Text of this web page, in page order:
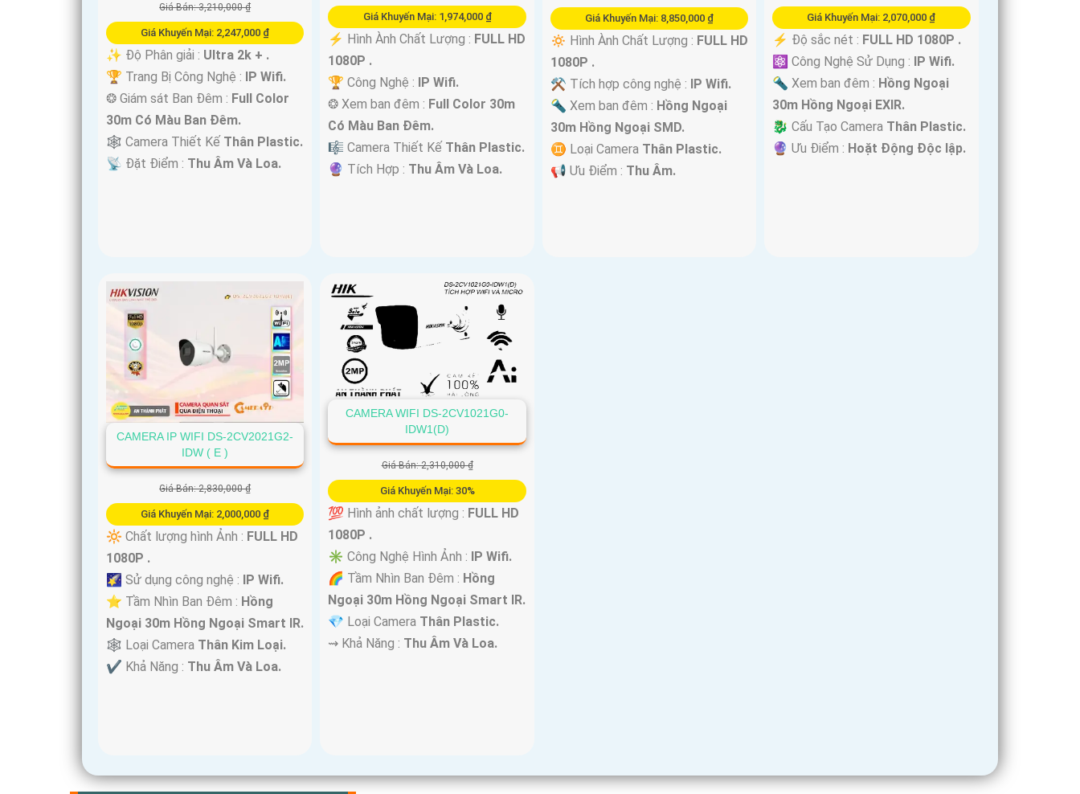
Giá Bán: 3,210,000 ₫
Giá Khuyến Mại: 2,247,000 ₫
✨ Độ Phân giải : Ultra 2k + .
🏆 Trang Bị Công Nghệ : IP Wifi.
❂ Giám sát Ban Đêm : Full Color
30m Có Màu Ban Ðêm.
🕸️ Camera Thiết Kế Thân Plastic.
️📡 Đặt Điểm : Thu Âm Và Loa.
Giá Khuyến Mại: 1,974,000 ₫
️⚡ Hình Ành Chất Lượng : FULL HD
1080P .
🏆 Công Nghệ : IP Wifi.
❂ Xem ban đêm : Full Color 30m
Có Màu Ban Ðêm.
🎼️ Camera Thiết Kế Thân Plastic.
️🔮 Tích Hợp : Thu Âm Và Loa.
Giá Khuyến Mại: 8,850,000 ₫
🔅 Hình Ành Chất Lượng : FULL HD
1080P .
⚒ Tích hợp công nghệ : IP Wifi.
🔦 Xem ban đêm : Hồng Ngoại
30m Hồng Ngoại SMD.
♊ Loại Camera Thân Plastic.
️📢 Ưu Điểm : Thu Âm.
Giá Khuyến Mại: 2,070,000 ₫
️⚡ Độ sắc nét : FULL HD 1080P .
⚛️ Công Nghệ Sử Dụng : IP Wifi.
🔦 Xem ban đêm : Hồng Ngoại
30m Hồng Ngoại EXIR.
🐉️ Cấu Tạo Camera Thân Plastic.
️🔮 Ưu Điểm : Hoặt Động Độc lập.
CAMERA IP WIFI DS-2CV2021G2-
IDW ( E )
Giá Bán: 2,830,000 ₫
Giá Khuyến Mại: 2,000,000 ₫
🔆 Chất lượng hình Ảnh : FULL HD
1080P .
🌠 Sử dụng công nghệ :
IP Wifi.
⭐ Tầm Nhìn Ban Đêm : Hồng
Ngoại 30m Hồng Ngoại Smart IR.
🕸️ Loại Camera Thân Kim Loại.
️✔️ Khả Năng : Thu Âm Và Loa.
CAMERA WIFI DS-2CV1021G0-
IDW1(D)
Giá Bán: 2,310,000 ₫
Giá Khuyến Mại: 30%
💯 Hình ảnh chất lượng : FULL HD
1080P .
✳️ Công Nghệ Hình Ảnh : IP Wifi.
🌈 Tầm Nhìn Ban Đêm : Hồng
Ngoại 30m Hồng Ngoại Smart IR.
💎 Loại Camera Thân Plastic.
️⇝ Khả Năng : Thu Âm Và Loa.